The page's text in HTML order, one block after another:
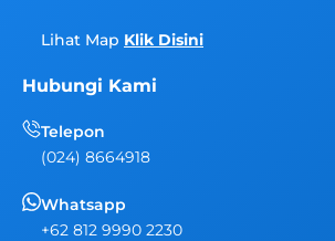
Lihat Map Klik Disini
Hubungi Kami
Telepon
(024) 8664918
Whatsapp
+62 812 9990 2230